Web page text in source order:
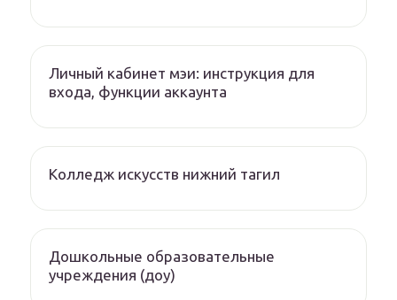
Личный кабинет мэи: инструкция для
входа, функции аккаунта
Колледж искусств нижний тагил
Дошкольные образовательные
учреждения (доу)